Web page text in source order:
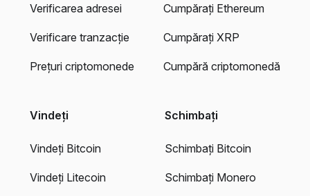
Verificarea adresei
Verificare tranzacție
Prețuri criptomonede
Cumpărați Ethereum
Cumpărați XRP
Cumpără criptomonedă
Vindeți
Vindeți Bitcoin
Vindeți Litecoin
Schimbați
Schimbați Bitcoin
Schimbați Monero